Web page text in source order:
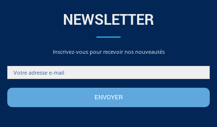
NEWSLETTER
Inscrivez-vous pour recevoir nos nouveautés